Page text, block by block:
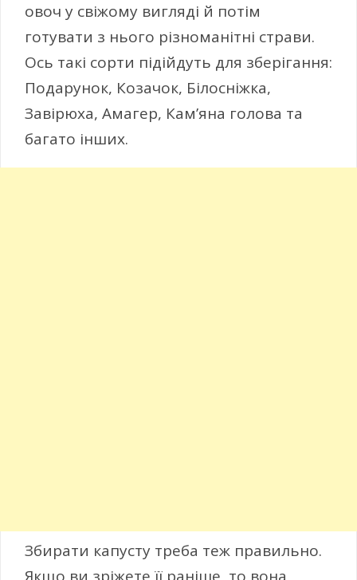
овоч у свіжому вигляді й потім
готувати з нього різноманітні страви.
Ось такі сорти підійдуть для зберігання:
Подарунок, Козачок, Білосніжка,
Завірюха, Амагер, Кам’яна голова та
багато інших.
Збирати капусту треба теж правильно.